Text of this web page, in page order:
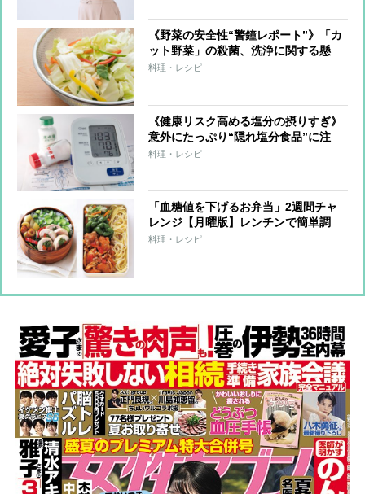
《野菜の安全性“警鐘レポート”》「カ
ット野菜」の殺菌、洗浄に関する懸
念、「有機野菜」で使われる有機肥料
料理・レシピ
《健康リスク高める塩分の摂りすぎ》
意外にたっぷり“隠れ塩分食品”に注
意！コンビニおにぎり、鍋のシメの雑
料理・レシピ
「血糖値を下げるお弁当」2週間チャ
レンジ【月曜版】レンチンで簡単調
理！「糖質ダウン」「代謝UP」を目指
料理・レシピ